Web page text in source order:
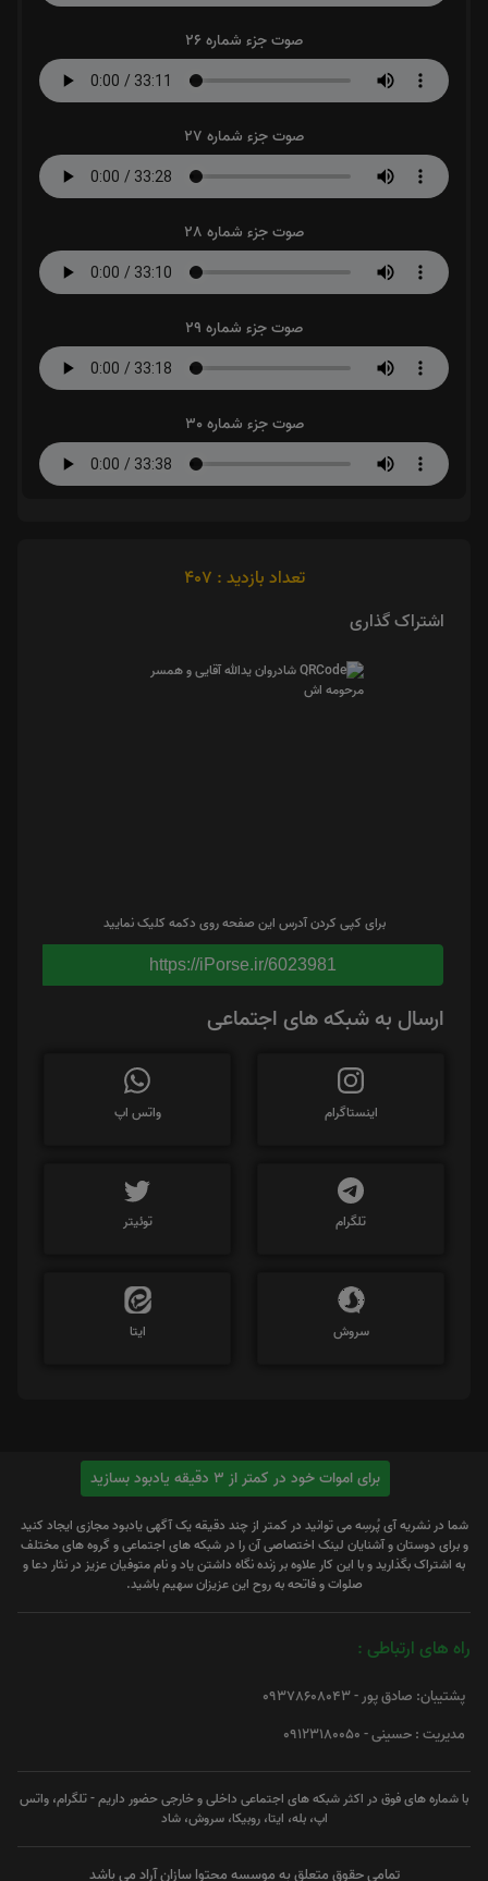
صوت جزء شماره 26
صوت جزء شماره 27
صوت جزء شماره 28
صوت جزء شماره 29
صوت جزء شماره 30
تعداد بازدید : 407
اشتراک گذاری
برای کپی کردن آدرس این صفحه روی دکمه کلیک نمایید
https://iPorse.ir/6023981
ارسال به شبکه های اجتماعی
اینستاگرام واتس اپ
تلگرام توئیتر
سروش ایتا
برای اموات خود در کمتر از 3 دقیقه یادبود بسازید
شما در نشریه آی پُرسِه می توانید در کمتر از چند دقیقه یک آگهی یادبود مجازی ایجاد کنید
و برای دوستان و آشنایان لینک اختصاصی آن را در شبکه های اجتماعی و گروه های مختلف
به اشتراک بگذارید و با این کار علاوه بر زنده نگاه داشتن یاد و نام متوفیان عزیز در نثار دعا و
صلوات و فاتحه به روح این عزیزان سهیم باشید.
راه های ارتباطی :
پشتیبان: صادق پور - 09378608043
مدیریت : حسینی - 09123180050
با شماره های فوق در اکثر شبکه های اجتماعی داخلی و خارجی حضور داریم - تلگرام، واتس
اپ، بله، ایتا، روبیکا، سروش، شاد
تمامی حقوق متعلق به موسسه محتوا سازان آراد می باشد